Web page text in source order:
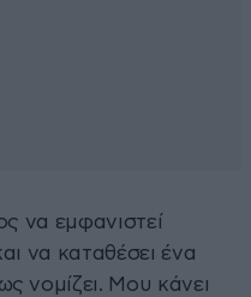
να εμφανιστεί
να καταθέσει ένα
νομίζει. Μου κάνει